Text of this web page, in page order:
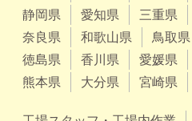
静岡県
愛知県
三重県
奈良県
和歌山県
鳥取県
徳島県
香川県
愛媛県
熊本県
大分県 宮崎県